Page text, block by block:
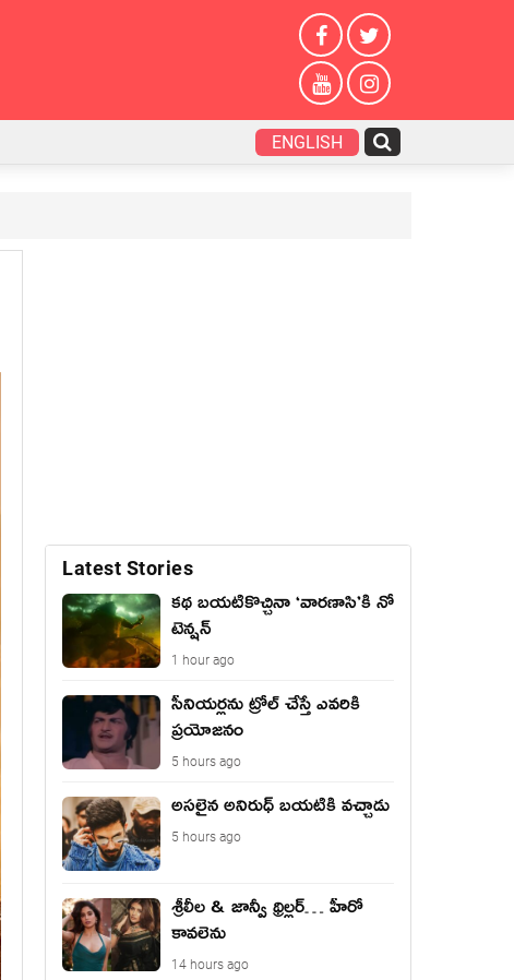
ENGLISH
Latest Stories
కథ బయటికొచ్చినా ‘వారణాసి’కి నో
టెన్షన్
1 hour ago
సీనియర్లను ట్రోల్ చేస్తే ఎవరికి
ప్రయోజనం
5 hours ago
అసలైన అనిరుధ్ బయటికి వచ్చాడు
5 hours ago
శ్రీలీల & జాన్వీ థ్రిల్లర్… హీరో
కావలెను
14 hours ago